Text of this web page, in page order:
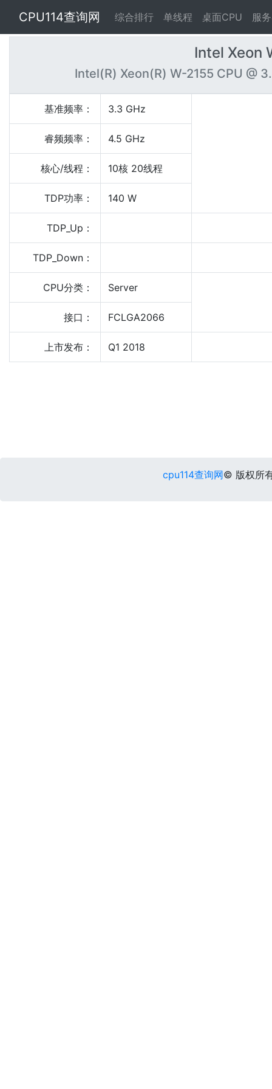
CPU114查询网 综合排行 单线程 桌面CPU 服
Intel Xeon
Intel(R) Xeon(R) W-2155 CPU @
基准频率： 3.3 GHz
睿频频率： 4.5 GHz
核心/线程： 10核 20线程
TDP功率： 140 W
TDP_Up：
TDP_Down：
CPU分类： Server
接口： FCLGA2066
上市发布： Q1 2018
cpu114查询网© 版权所